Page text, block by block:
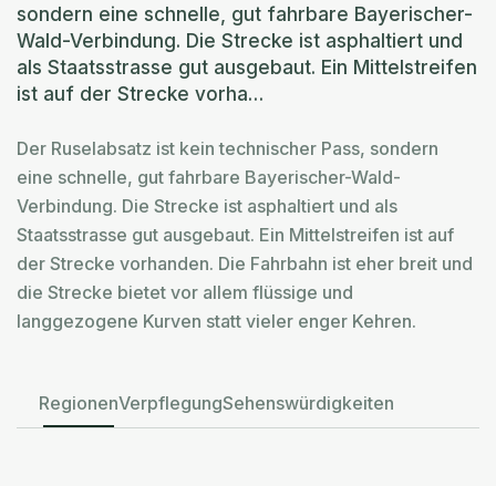
sondern eine schnelle, gut fahrbare Bayerischer-
Wald-Verbindung. Die Strecke ist asphaltiert und
als Staatsstrasse gut ausgebaut. Ein Mittelstreifen
ist auf der Strecke vorha…
Der Ruselabsatz ist kein technischer Pass, sondern
eine schnelle, gut fahrbare Bayerischer-Wald-
Verbindung. Die Strecke ist asphaltiert und als
Staatsstrasse gut ausgebaut. Ein Mittelstreifen ist auf
der Strecke vorhanden. Die Fahrbahn ist eher breit und
die Strecke bietet vor allem flüssige und
langgezogene Kurven statt vieler enger Kehren.
RegionenVerpflegungSehenswürdigkeiten